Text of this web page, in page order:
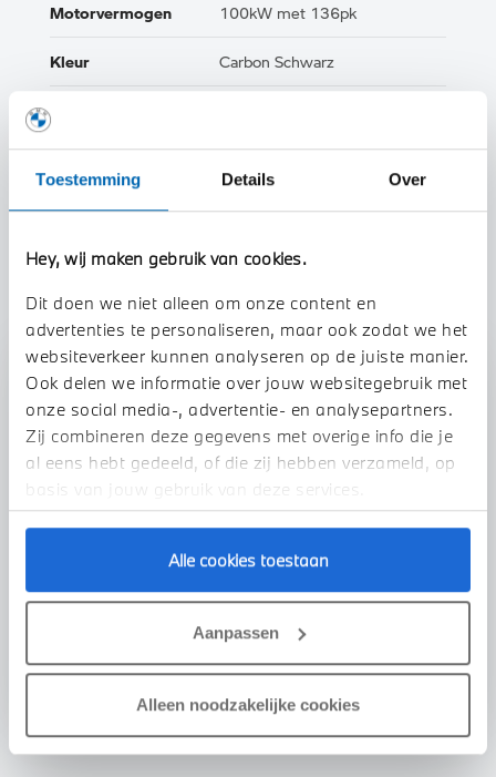
Toestemming Details Over
Hey, wij maken gebruik van cookies.
Dit doen we niet alleen om onze content en
advertenties te personaliseren, maar ook zodat we het
websiteverkeer kunnen analyseren op de juiste manier.
Ook delen we informatie over jouw websitegebruik met
onze social media-, advertentie- en analysepartners.
Zij combineren deze gegevens met overige info die je
al eens hebt gedeeld, of die zij hebben verzameld, op
basis van jouw gebruik van deze services.
Alle cookies toestaan
Aanpassen
Alleen noodzakelijke cookies
Stap 1 van 3
Uw auto inruilen?
VOORSTEL AANVRAGEN
Motorvermogen 100kW met 136pk
Kleur Carbon Schwarz
Interieur